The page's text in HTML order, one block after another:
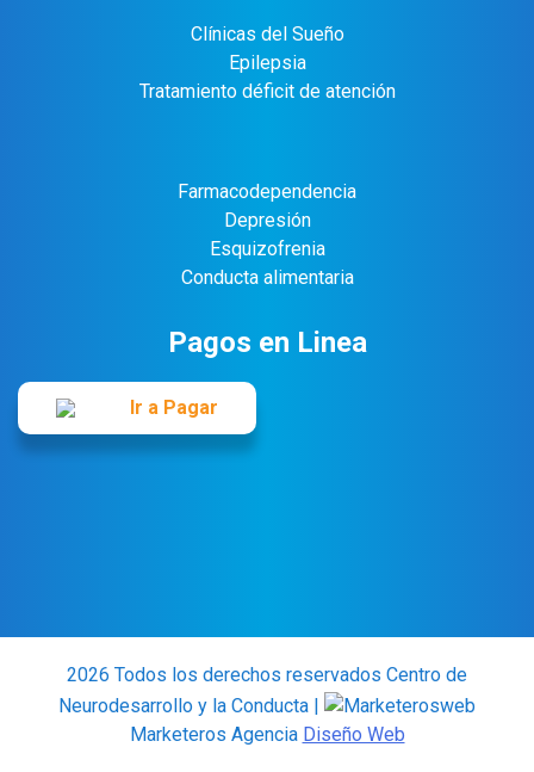
Clínicas del Sueño
Epilepsia
Tratamiento déficit de atención
Farmacodependencia
Depresión
Esquizofrenia
Conducta alimentaria
Pagos en Linea
Ir a Pagar
2026 Todos los derechos reservados Centro de
Neurodesarrollo y la Conducta |
Marketeros Agencia Diseño Web